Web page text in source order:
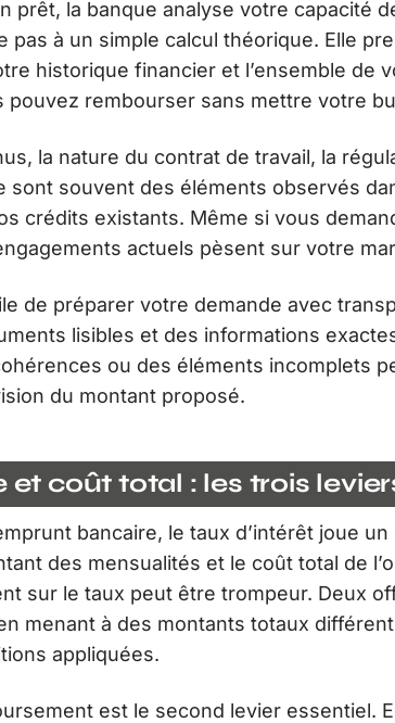
prêt, la banque analyse votre capacité
pas à un simple calcul théorique. Elle
historique financier et l’ensemble de
pouvez rembourser sans mettre votre
la nature du contrat de travail, la
sont souvent des éléments observés
crédits existants. Même si vous
actuels pèsent sur votre
de préparer votre demande avec
lisibles et des informations
ou des éléments incomplets
du montant proposé.
et coût total : les trois
bancaire, le taux d’intérêt joue
des mensualités et le coût total de
sur le taux peut être trompeur. Deux
menant à des montants totaux
appliquées.
est le second levier essentiel.